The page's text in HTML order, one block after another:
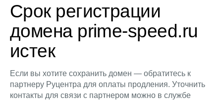
Срок регистрации
домена prime-speed.ru
истек
Если вы хотите сохранить домен — обратитесь к
партнеру Руцентра для оплаты продления. Уточнить
контакты для связи с партнером можно в службе